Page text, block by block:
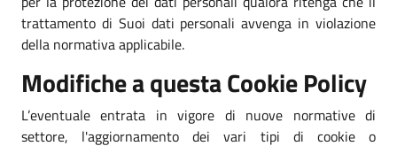
trattamento di Suoi dati personali avvenga in violazione
della normativa applicabile.
Modifiche a questa Cookie Policy
L’eventuale entrata in vigore di nuove normative di
settore, l'aggiornamento dei vari tipi di cookie o